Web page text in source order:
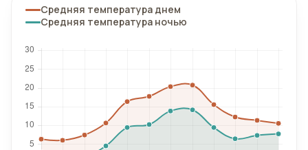
Средняя температура днем
Средняя температура ночью